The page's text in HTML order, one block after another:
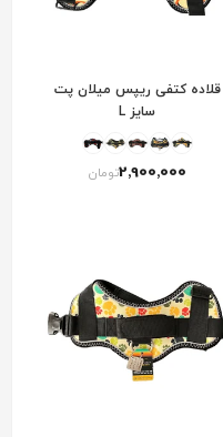
قلاده کتفی ریپس میلان پت
سایز L
2٬900٬000تومان